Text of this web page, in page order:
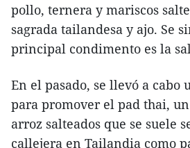
pollo, ternera y mariscos
sagrada tailandesa y ajo. Se
principal condimento es la
En el pasado, se llevó a
para promover el pad thai,
arroz salteados que se suele
callejera en Tailandia como